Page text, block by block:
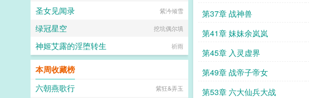
第37章 战神兽
第41章 妹妹余岚岚
第45章 入灵虚界
第49章 战帝子帝女
第53章 六大仙兵大战
圣女见闻录 紫汵倾雪
绿冠星空 挖坑偶尔填
神姬艾露的淫堕转生 祈雨
本周收藏榜
六朝燕歌行
紫狂&弄玉